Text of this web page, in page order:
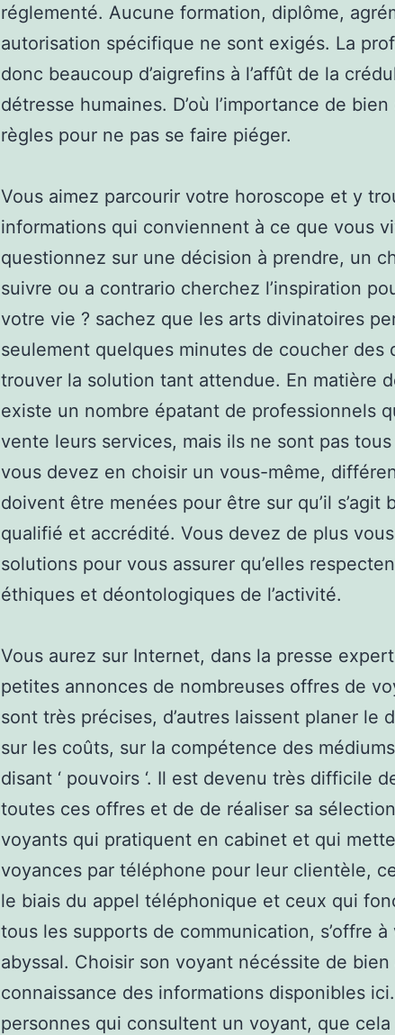
réglementé. Aucune formation, diplôme,
autorisation spécifique ne sont exigés. La
donc beaucoup d’aigrefins à l’affût de la
détresse humaines. D’où l’importance de
règles pour ne pas se faire piéger.
Vous aimez parcourir votre horoscope et y
informations qui conviennent à ce que vous
questionnez sur une décision à prendre, un
suivre ou a contrario cherchez l’inspiration
votre vie ? sachez que les arts divinatoires
seulement quelques minutes de coucher des
trouver la solution tant attendue. En matière
existe un nombre épatant de professionnels
vente leurs services, mais ils ne sont pas
vous devez en choisir un vous-même,
doivent être menées pour être sur qu’il s’agit
qualifié et accrédité. Vous devez de plus
solutions pour vous assurer qu’elles
éthiques et déontologiques de l’activité.
Vous aurez sur Internet, dans la presse
petites annonces de nombreuses offres de
sont très précises, d’autres laissent planer le
sur les coûts, sur la compétence des
disant ‘ pouvoirs ‘. Il est devenu très difficile
toutes ces offres et de de réaliser sa
voyants qui pratiquent en cabinet et qui
voyances par téléphone pour leur clientèle,
le biais du appel téléphonique et ceux qui
tous les supports de communication, s’offre
abyssal. Choisir son voyant nécéssite de bien
connaissance des informations disponibles
personnes qui consultent un voyant, que